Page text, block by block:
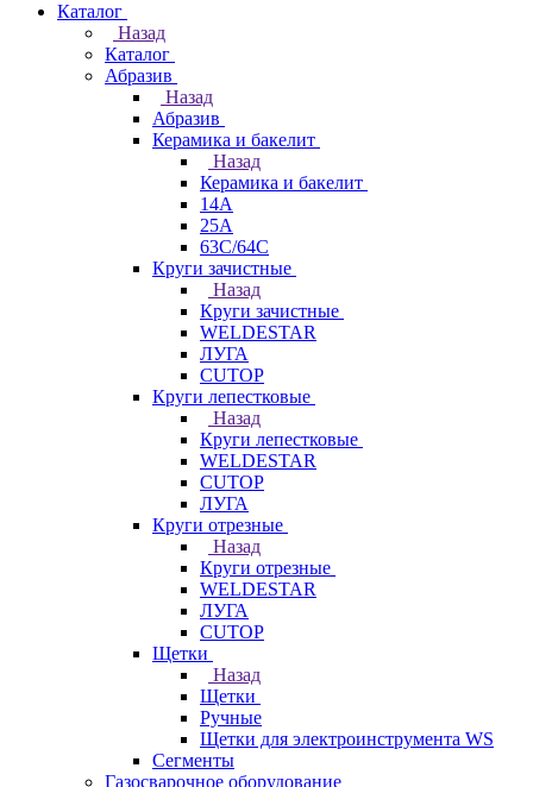
Каталог
Назад
Каталог
Абразив
Назад
Абразив
Керамика и бакелит
Назад
Керамика и бакелит
14А
25А
63С/64С
Круги зачистные
Назад
Круги зачистные
WELDESTAR
ЛУГА
CUTOP
Круги лепестковые
Назад
Круги лепестковые
WELDESTAR
CUTOP
ЛУГА
Круги отрезные
Назад
Круги отрезные
WELDESTAR
ЛУГА
CUTOP
Щетки
Назад
Щетки
Ручные
Щетки для электроинструмента WS
Сегменты
Газосварочное оборудование